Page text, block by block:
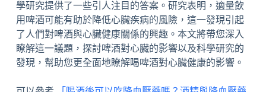
學研究提供了一些引人注目的答案。研究表明，適量飲
用啤酒可能有助於降低心臟疾病的風險，這一發現引起
了人們對啤酒與心臟健康關係的興趣。本文將帶您深入
瞭解這一議題，探討啤酒對心臟的影響以及科學研究的
發現，幫助您更全面地瞭解喝啤酒對心臟健康的影響。